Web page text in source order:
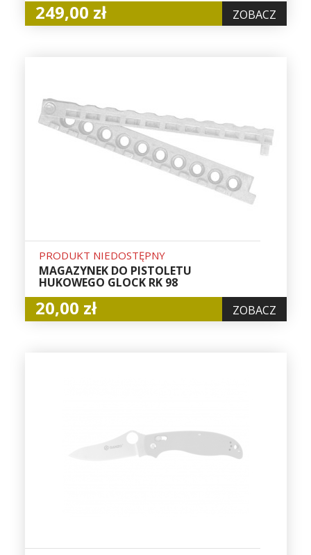
249,00 zł ZOBACZ
PRODUKT NIEDOSTĘPNY
MAGAZYNEK DO PISTOLETU
HUKOWEGO GLOCK RK 98
20,00 zł ZOBACZ